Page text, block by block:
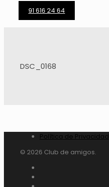
91 616 24 64
DSC_0168
Política de Privacidad
© 2026 Club de amigos.